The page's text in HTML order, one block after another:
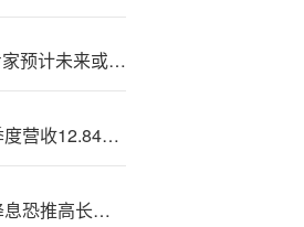
L.PR<维>持不变，专家预计未来或有5基点至10基点降幅
芯.原:股份预计第三季度营收12.84亿元 单季度收入创公司历史新高
凯‘雷’：特朗普施压降息恐推高长期借贷成本